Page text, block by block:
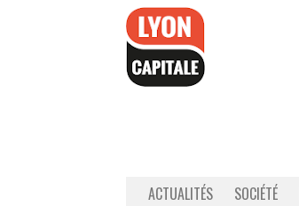
ACTUALITÉS SOCIÉTÉ